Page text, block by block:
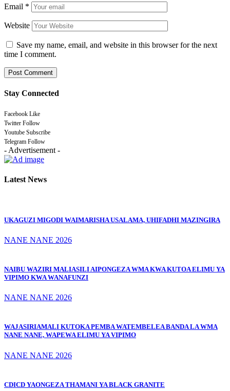
Email *
Website
Save my name, email, and website in this browser for the next
time I comment.
Stay Connected
Facebook Like
Twitter Follow
Youtube Subscribe
Telegram Follow
- Advertisement -
Latest News
UKAGUZI MIGODI WAIMARISHA USALAMA, UHIFADHI MAZINGIRA
NANE NANE 2026
NAIBU WAZIRI MALIASILI AIPONGEZA WMA KWA KUTOA ELIMU YA
VIPIMO KWA WANAFUNZI
NANE NANE 2026
WAJASIRIAMALI KUTOKA PEMBA WATEMBELEA BANDA LA WMA
NANE NANE, WAPEWA ELIMU YA VIPIMO
NANE NANE 2026
CDICD YAONGEZA THAMANI YA BLACK GRANITE